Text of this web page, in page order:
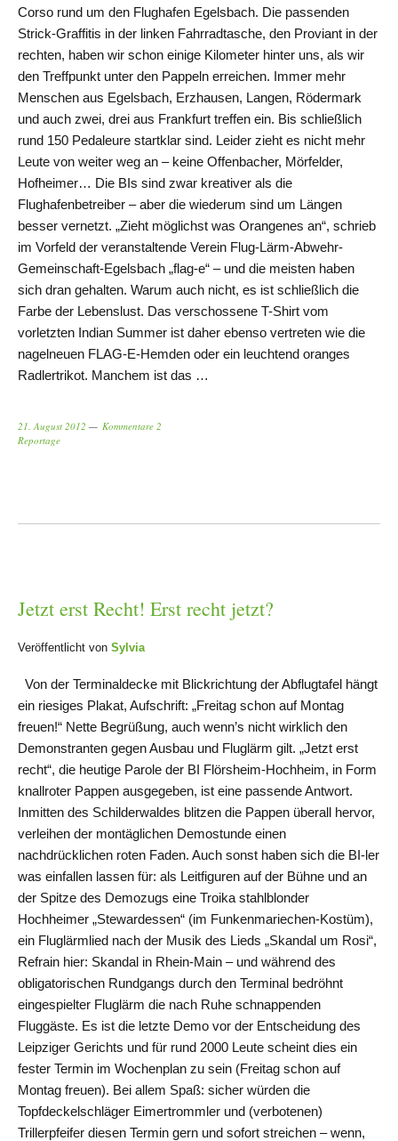
Corso rund um den Flughafen Egelsbach. Die passenden
Strick-Graffitis in der linken Fahrradtasche, den Proviant in der
rechten, haben wir schon einige Kilometer hinter uns, als wir
den Treffpunkt unter den Pappeln erreichen. Immer mehr
Menschen aus Egelsbach, Erzhausen, Langen, Rödermark
und auch zwei, drei aus Frankfurt treffen ein. Bis schließlich
rund 150 Pedaleure startklar sind. Leider zieht es nicht mehr
Leute von weiter weg an – keine Offenbacher, Mörfelder,
Hofheimer… Die BIs sind zwar kreativer als die
Flughafenbetreiber – aber die wiederum sind um Längen
besser vernetzt. „Zieht möglichst was Orangenes an“, schrieb
im Vorfeld der veranstaltende Verein Flug-Lärm-Abwehr-
Gemeinschaft-Egelsbach „flag-e“ – und die meisten haben
sich dran gehalten. Warum auch nicht, es ist schließlich die
Farbe der Lebenslust. Das verschossene T-Shirt vom
vorletzten Indian Summer ist daher ebenso vertreten wie die
nagelneuen FLAG-E-Hemden oder ein leuchtend oranges
Radlertrikot. Manchem ist das …
21. August 2012
Kommentare 2
Reportage
Jetzt erst Recht! Erst recht jetzt?
Veröffentlicht von Sylvia
Von der Terminaldecke mit Blickrichtung der Abflugtafel hängt
ein riesiges Plakat, Aufschrift: „Freitag schon auf Montag
freuen!“ Nette Begrüßung, auch wenn’s nicht wirklich den
Demonstranten gegen Ausbau und Fluglärm gilt. „Jetzt erst
recht“, die heutige Parole der BI Flörsheim-Hochheim, in Form
knallroter Pappen ausgegeben, ist eine passende Antwort.
Inmitten des Schilderwaldes blitzen die Pappen überall hervor,
verleihen der montäglichen Demostunde einen
nachdrücklichen roten Faden. Auch sonst haben sich die BI-ler
was einfallen lassen für: als Leitfiguren auf der Bühne und an
der Spitze des Demozugs eine Troika stahlblonder
Hochheimer „Stewardessen“ (im Funkenmariechen-Kostüm),
ein Fluglärmlied nach der Musik des Lieds „Skandal um Rosi“,
Refrain hier: Skandal in Rhein-Main – und während des
obligatorischen Rundgangs durch den Terminal bedröhnt
eingespielter Fluglärm die nach Ruhe schnappenden
Fluggäste. Es ist die letzte Demo vor der Entscheidung des
Leipziger Gerichts und für rund 2000 Leute scheint dies ein
fester Termin im Wochenplan zu sein (Freitag schon auf
Montag freuen). Bei allem Spaß: sicher würden die
Topfdeckelschläger Eimertrommler und (verbotenen)
Trillerpfeifer diesen Termin gern und sofort streichen – wenn,